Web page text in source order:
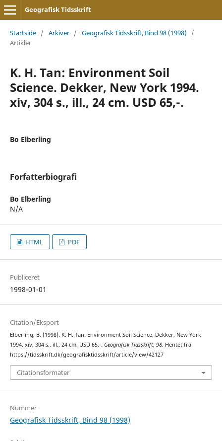
Geografisk Tidsskrift
Startside / Arkiver / Geografisk Tidsskrift, Bind 98 (1998)
/
Artikler
K. H. Tan: Environment Soil
Science. Dekker, New York 1994.
xiv, 304 s., ill., 24 cm. USD 65,-.
Bo Elberling
Forfatterbiografi
Bo Elberling
N/A
HTML PDF
Publiceret
1998-01-01
Citation/Eksport
Elberling, B. (1998). K. H. Tan: Environment Soil Science. Dekker, New York
1994. xiv, 304 s., ill., 24 cm. USD 65,-. Geografisk Tidsskrift, 98. Hentet fra
https://tidsskrift.dk/geografisktidsskrift/article/view/42127
Citationsformater
Nummer
Geografisk Tidsskrift, Bind 98 (1998)